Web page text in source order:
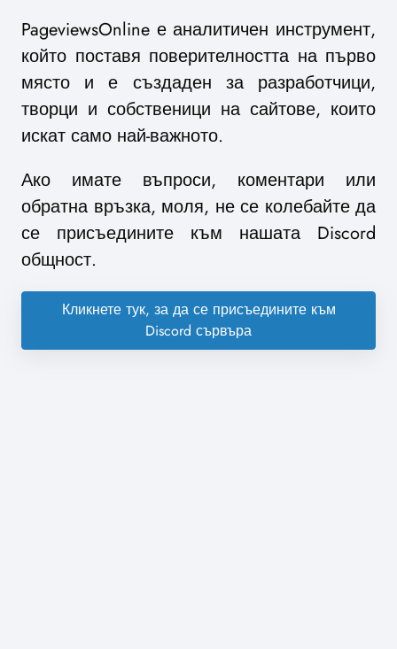
PageviewsOnline е аналитичен инструмент,
който поставя поверителността на първо
място и е създаден за разработчици,
творци и собственици на сайтове, които
искат само най-важното.
Ако имате въпроси, коментари или
обратна връзка, моля, не се колебайте да
се присъедините към нашата Discord
общност.
Кликнете тук, за да се присъедините към
Discord сървъра